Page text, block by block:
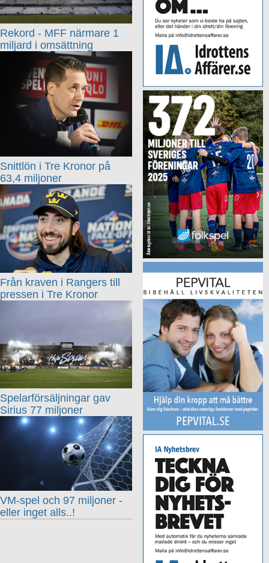
Rekord - MFF närmare 1
miljard i omsättning
Snittlön i Tre Kronor på
63,4 miljoner
Från kraven i Rangers till
pressen i Tre Kronor
Spelarförsäljningar gav
Sirius 77 miljoner
VM-spel och 97 miljoner -
eller inget alls..!